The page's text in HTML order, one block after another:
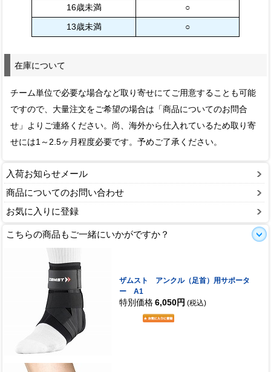
16歳未満
○
13歳未満
○
在庫について
チーム単位で必要な場合など取り寄せにてご用意することも可能
ですので、大量注文をご希望の場合は「商品についてのお問合
せ」よりご連絡ください。尚、海外から仕入れているため取り寄
せには1～2.5ヶ月程度必要です。予めご了承ください。
入荷お知らせメール
商品についてのお問い合わせ
お気に入りに登録
こちらの商品もご一緒にいかがですか？
ザムスト アンクル（足首）用サポータ
ー A1
特別価格 6,050円 (税込)